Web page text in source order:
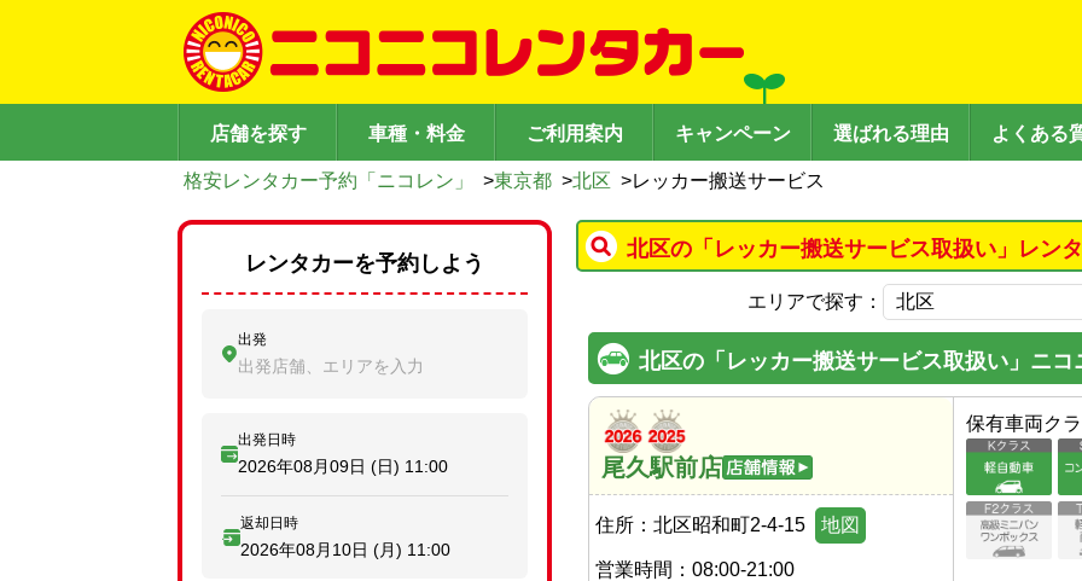
店舗を探す 車種・料金 ご利用案内 キャンペーン 選ばれる理由 よくある
格安レンタカー予約「ニコレン」 >東京都 >北区 >レッカー搬送サービス
北区の「レッカー搬送サービス取扱い」レン
エリアで探す：
北区の「レッカー搬送サービス取扱い」ニ
尾久駅前店
住所： 北区昭和町2-4-15 地図
営業時間： 08:00-21:00
保有車両ク
レンタカーを予約しよう
出発
出発店舗、エリアを入力
出発日時
2026年08月09日 (日) 11:00
返却日時
2026年08月10日 (月) 11:00